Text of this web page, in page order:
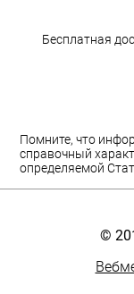
Бесплатная
Помните, что
справочный
определяемой
©